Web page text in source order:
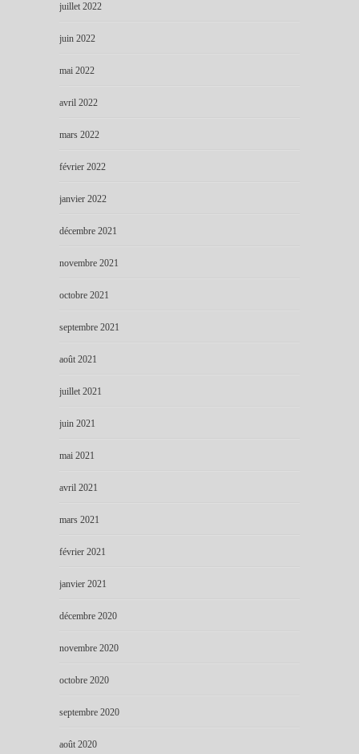
juillet 2022
juin 2022
mai 2022
avril 2022
mars 2022
février 2022
janvier 2022
décembre 2021
novembre 2021
octobre 2021
septembre 2021
août 2021
juillet 2021
juin 2021
mai 2021
avril 2021
mars 2021
février 2021
janvier 2021
décembre 2020
novembre 2020
octobre 2020
septembre 2020
août 2020